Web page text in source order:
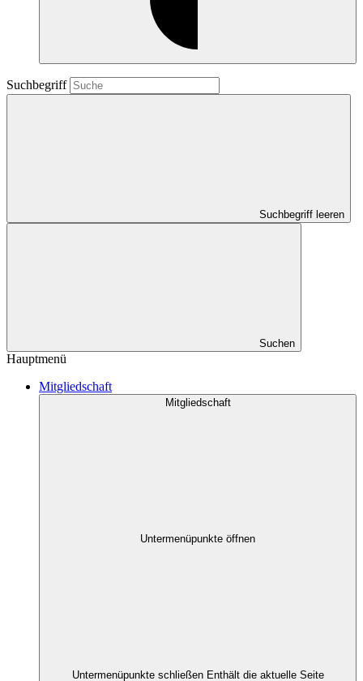
Suchbegriff
Suchbegriff leeren
Suchen
Hauptmenü
Mitgliedschaft
Mitgliedschaft
Untermenüpunkte öffnen
Untermenüpunkte schließen Enthält die aktuelle Seite